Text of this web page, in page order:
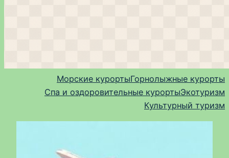
Морские курортыГорнолыжные курорты
Спа и оздоровительные курортыЭкотуризм
Культурный туризм